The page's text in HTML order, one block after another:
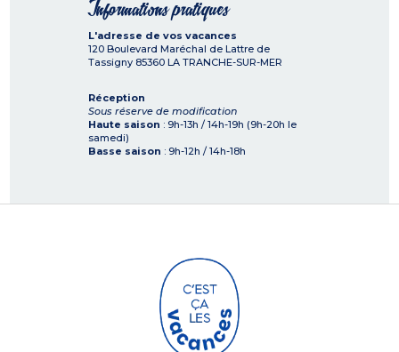
Informations pratiques
L'adresse de vos vacances
120 Boulevard Maréchal de Lattre de
Tassigny 85360 LA TRANCHE-SUR-MER
Réception
Sous réserve de modification
Haute saison : 9h-13h / 14h-19h (9h-20h le
samedi)
Basse saison : 9h-12h / 14h-18h